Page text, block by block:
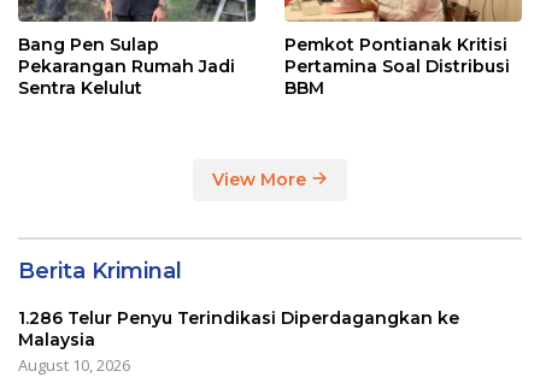
Bang Pen Sulap
Pekarangan Rumah Jadi
Sentra Kelulut
Pemkot Pontianak Kritisi
Pertamina Soal Distribusi
BBM
View More
Berita Kriminal
1.286 Telur Penyu Terindikasi Diperdagangkan ke
Malaysia
August 10, 2026